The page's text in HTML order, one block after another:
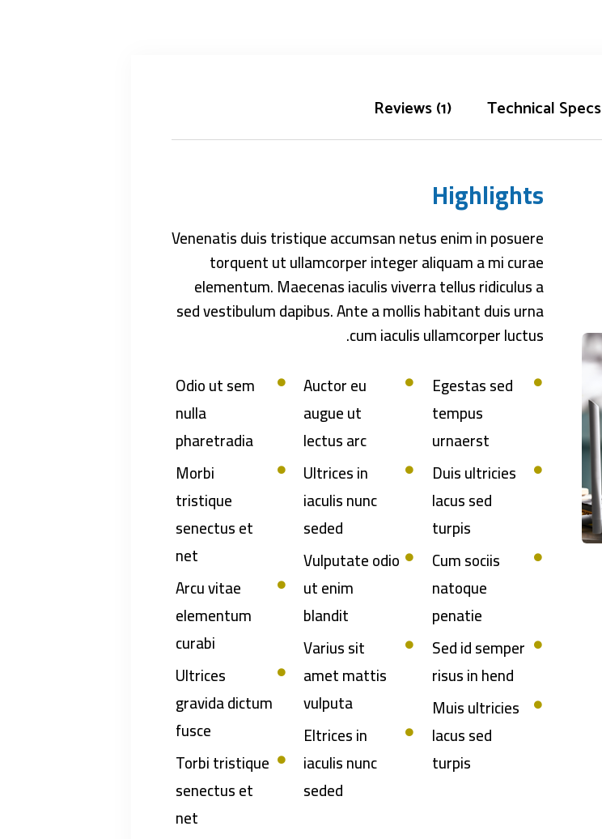
Technical Specs
Reviews (1)
Highlights
Venenatis duis tristique accumsan netus enim in posuere
torquent ut ullamcorper integer aliquam a mi curae
elementum. Maecenas iaculis viverra tellus ridiculus a
sed vestibulum dapibus. Ante a mollis habitant duis urna
cum iaculis ullamcorper luctus.
Egestas sed
tempus
urnaerst
Duis ultricies
lacus sed
turpis
Cum sociis
natoque
penatie
Sed id semper
risus in hend
Muis ultricies
lacus sed
turpis
Auctor eu
augue ut
lectus arc
Ultrices in
iaculis nunc
seded
Vulputate odio
ut enim
blandit
Varius sit
amet mattis
vulputa
Eltrices in
iaculis nunc
seded
Odio ut sem
nulla
pharetradia
Morbi
tristique
senectus et
net
Arcu vitae
elementum
curabi
Ultrices
gravida dictum
fusce
Torbi tristique
senectus et
net